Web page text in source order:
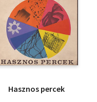
Hasznos percek